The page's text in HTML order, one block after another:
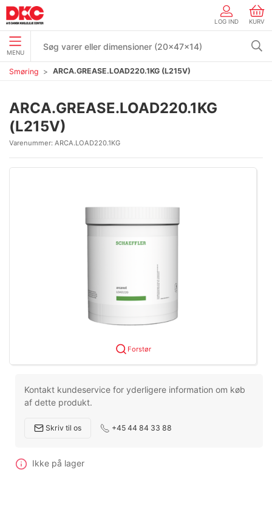
LOG IND KURV
MENU
Smøring ARCA.GREASE.LOAD220.1KG (L215V)
ARCA.GREASE.LOAD220.1KG
(L215V)
Varenummer: ARCA.LOAD220.1KG
Forstør
Kontakt kundeservice for yderligere information om køb
af dette produkt.
Skriv til os +45 44 84 33 88
Ikke på lager